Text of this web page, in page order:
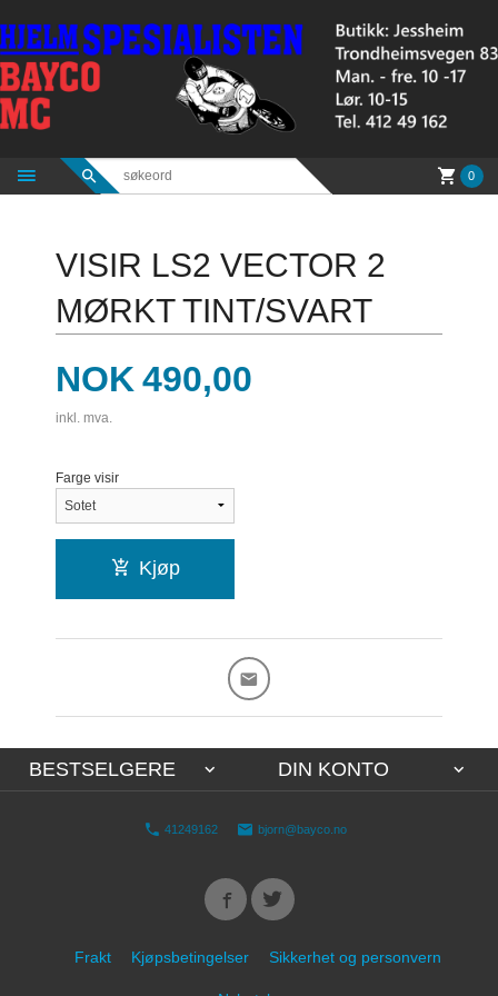
til
innholdet
0
VISIR LS2 VECTOR 2
MØRKT TINT/SVART
Pris
NOK 490,00
inkl. mva.
Farge visir
Kjøp
BESTSELGERE DIN KONTO
41249162 bjorn@bayco.no
Frakt Kjøpsbetingelser Sikkerhet og personvern